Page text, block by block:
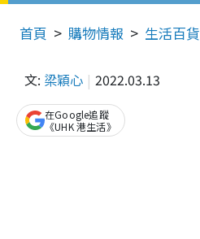
首頁 購物情報 生活百貨
文: 梁穎心 2022.03.13
在Google追蹤
《UHK 港生活》